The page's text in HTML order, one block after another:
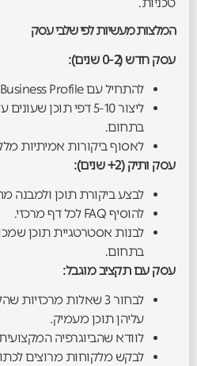
טכניות.
המלצות מעשיות לפי שלבי עסק
עסק חדש (0-2 שנים):
להתחיל עם Google Business Profile מלא ומעודכן.
ליצור 5-10 דפי תוכן
בתחום.
לאסוף ביקורות אמיתיות
עסק ותיק (2+ שנים):
לבצע ביקורת תוכן ולמבנה
להוסיף FAQ לכל דף מרכזי.
לבנות אסטרטגיית תוכן
בתחום.
עסק עם תקציב מוגבל:
לבחור 3 שאלות
עליהן תוכן מעמיק.
לוודא שהביוגרפיה
לבקש מלקוחות מרוצים